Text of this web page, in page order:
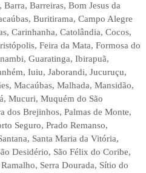
Barreiras, Bom Jesus da
Buritirama, Campo Alegre
Carinhanha, Catolândia, Cocos,
Feira da Mata, Formosa do
Guaratinga, Ibirapuã,
Iuiu, Jaborandi, Jucuruçu,
Macaúbas, Malhada, Mansidão,
Mucuri, Muquém do São
dos Brejinhos, Palmas de Monte,
Seguro, Prado Remanso,
Santa Maria da Vitória,
Desidério, São Félix do Coribe,
Serra Dourada, Sítio do